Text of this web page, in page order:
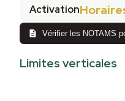
Activation
Vérifier les NOTAMS
Limites verticales